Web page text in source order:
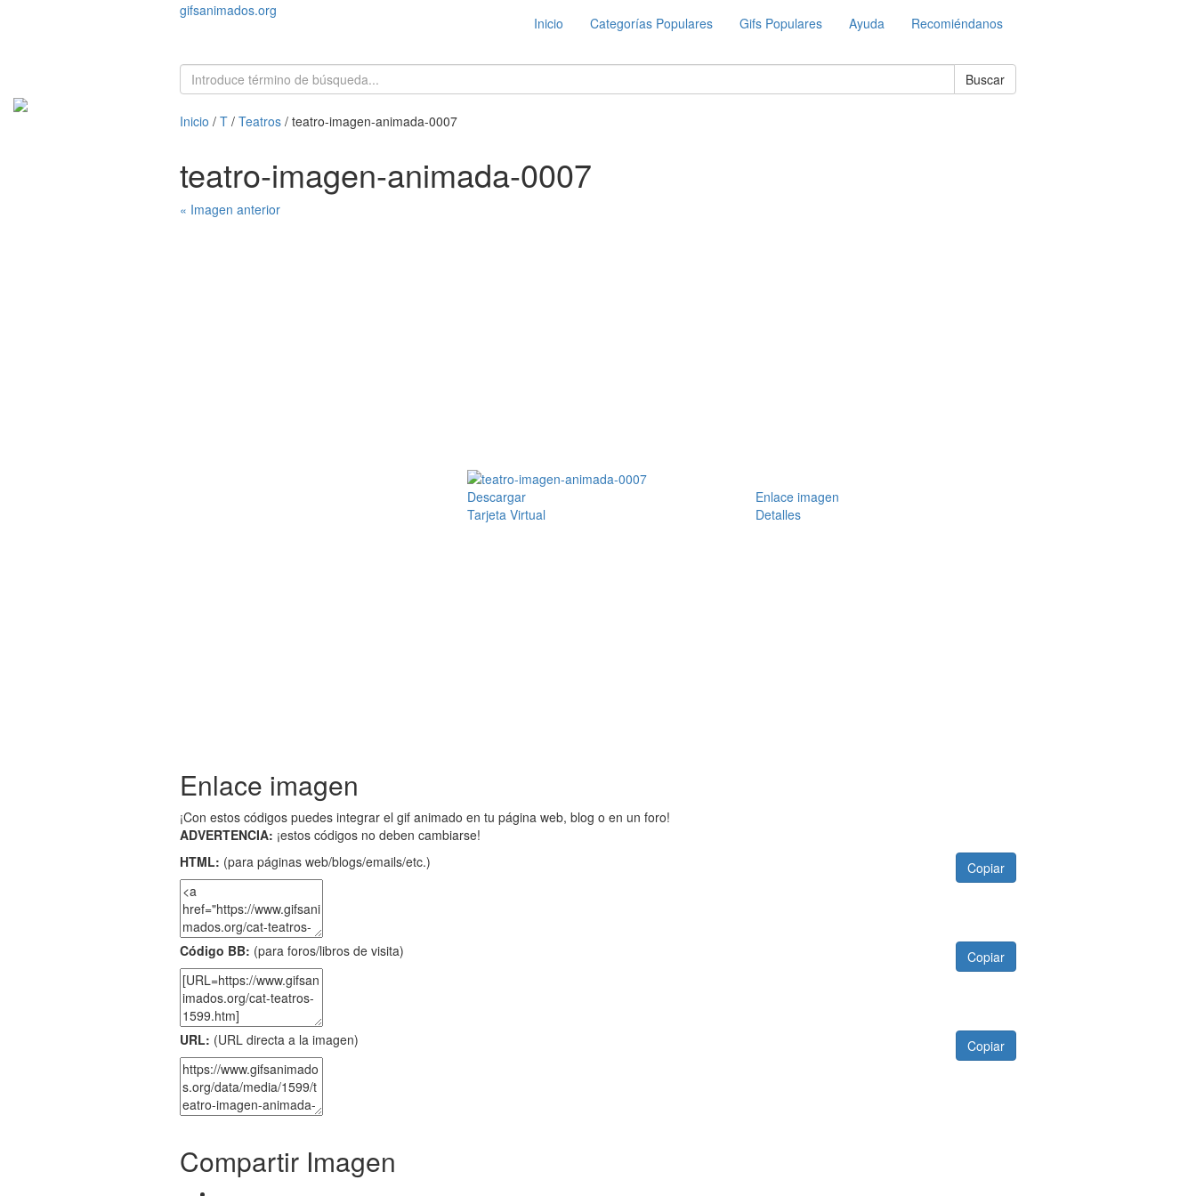
gifsanimados.org
Inicio Categorías Populares Gifs Populares Ayuda Recomiéndanos
Buscar
Inicio / T / Teatros / teatro-imagen-animada-0007
teatro-imagen-animada-0007
« Imagen anterior
Descargar
Enlace imagen
Tarjeta Virtual
Detalles
Enlace imagen
¡Con estos códigos puedes integrar el gif animado en tu página web, blog o en un foro!
ADVERTENCIA: ¡estos códigos no deben cambiarse!
HTML: (para páginas web/blogs/emails/etc.) Copiar
Código BB: (para foros/libros de visita) Copiar
URL: (URL directa a la imagen) Copiar
Compartir Imagen